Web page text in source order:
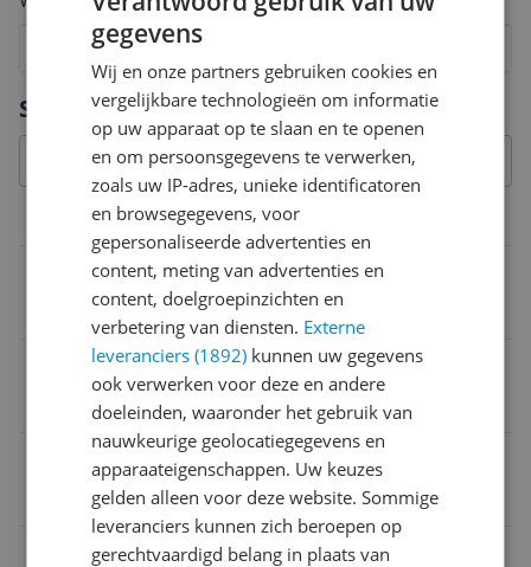
Specificaties
Overige kenmerken
Reflecterend
Verpakking hoogte
25,5 cm
Verpakking breedte
Inclusief laptopvak
4
3
2
Vraag 1 van 4
gegevens
Wij en onze partners gebruiken cookies en
vergelijkbare technologieën om informatie
op uw apparaat op te slaan en te openen
en om persoonsgegevens te verwerken,
zoals uw IP-adres, unieke identificatoren
en browsegegevens, voor
gepersonaliseerde advertenties en
content, meting van advertenties en
content, doelgroepinzichten en
verbetering van diensten. Externe
leveranciers (1892) kunnen uw gegevens
ook verwerken voor deze en andere
doeleinden, waaronder het gebruik van
nauwkeurige geolocatiegegevens en
apparaateigenschappen. Uw keuzes
gelden alleen voor deze website. Sommige
leveranciers kunnen zich beroepen op
gerechtvaardigd belang in plaats van